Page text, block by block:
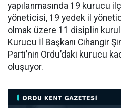
yapılanmasında 19 kurucu
yöneticisi, 19 yedek il
olmak üzere 11 disiplin
Kurucu İl Başkanı Cihangir
Parti’nin Ordu’daki kurucu
oluşuyor.